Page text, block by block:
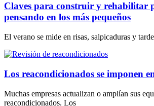
Claves para construir y rehabilitar
pensando en los más pequeños
El verano se mide en risas, salpicaduras y
Los reacondicionados se imponen
Muchas empresas actualizan o amplían sus
reacondicionados. Los